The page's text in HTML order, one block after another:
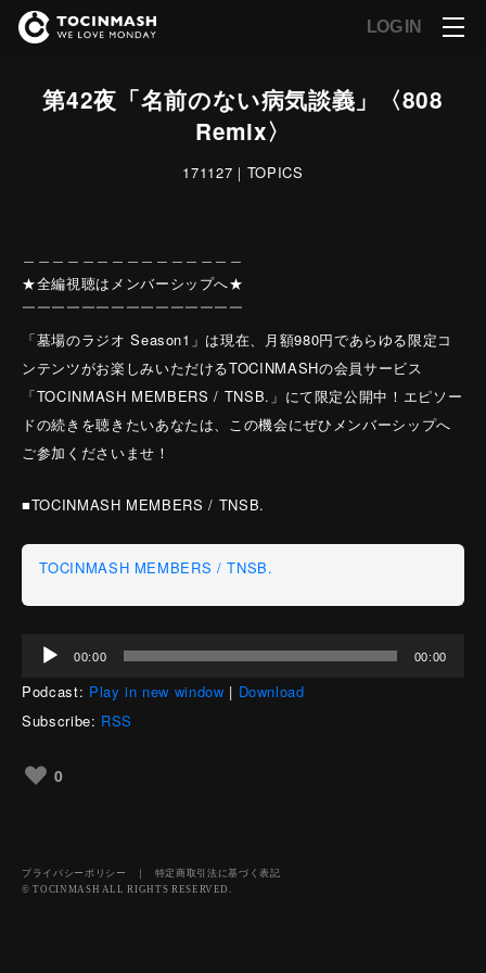
LOG IN
第42夜「名前のない病気談義」〈808
Remix〉
171127｜TOPICS
★全編視聴はメンバーシップへ★
￣￣￣￣￣￣￣￣￣￣￣￣￣￣￣
「墓場のラジオ Season1」は現在、月額980円であらゆる限定コ
ンテンツがお楽しみいただけるTOCINMASHの会員サービス
「TOCINMASH MEMBERS / TNSB.」にて限定公開中！エピソー
ドの続きを聴きたいあなたは、この機会にぜひメンバーシップへ
ご参加くださいませ！
■TOCINMASH MEMBERS / TNSB.
TOCINMASH MEMBERS / TNSB.
プ
レ
ヤ
00:00 00:00
Podcast: Play in new window | Download
Subscribe: RSS
0
プライバシーポリシー ｜ 特定商取引法に基づく表記
© TOCINMASH ALL RIGHTS RESERVED.